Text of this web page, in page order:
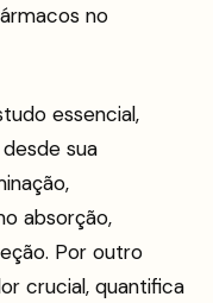
no
essencial,
sua
absorção,
Por outro
crucial, quantifica